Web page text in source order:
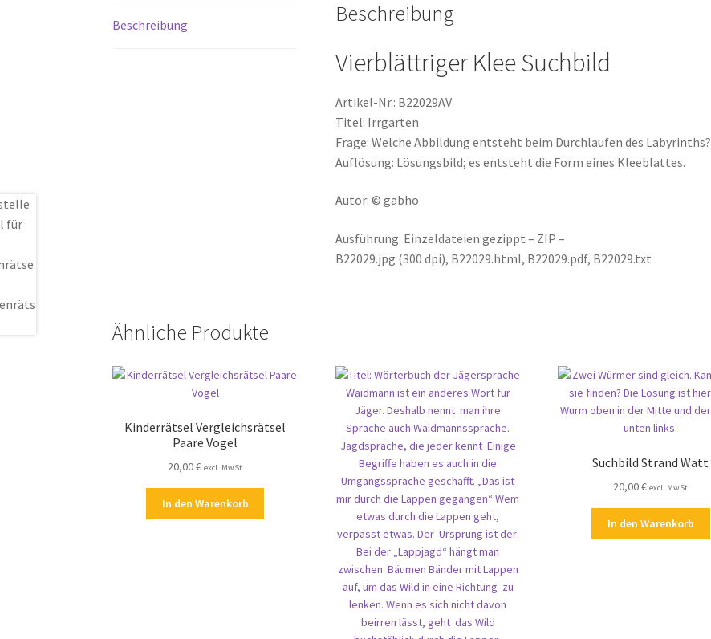
Beschreibung Beschreibung
Vierblättriger Klee Suchbild
Artikel-Nr.: B22029AV
Titel: Irrgarten
Frage: Welche Abbildung entsteht beim Durchlaufen des Labyrinths?
Auflösung: Lösungsbild; es entsteht die Form eines Kleeblattes.
Autor: © gabho
Ausführung: Einzeldateien gezippt – ZIP –
B22029.jpg (300 dpi), B22029.html, B22029.pdf, B22029.txt
Ähnliche Produkte
Kinderrätsel Vergleichsrätsel
Paare Vogel
20,00€ excl. MwSt
In den Warenkorb
Suchbild Strand Watt
20,00€ excl. MwSt
In den Warenkorb